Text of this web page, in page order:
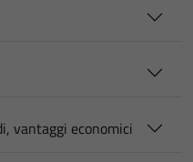
vantaggi economici